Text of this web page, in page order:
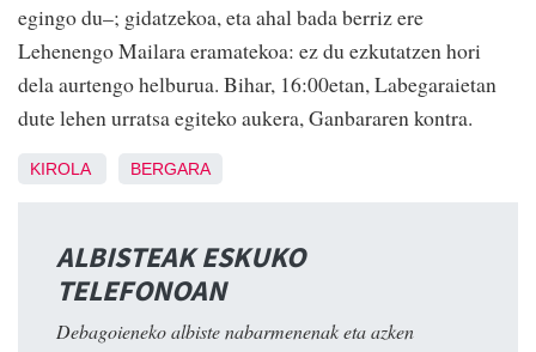
egingo du–; gidatzekoa, eta ahal bada berriz ere
Lehenengo Mailara eramatekoa: ez du ezkutatzen hori
dela aurtengo helburua. Bihar, 16:00etan, Labegaraietan
dute lehen urratsa egiteko aukera, Ganbararen kontra.
KIROLA BERGARA
ALBISTEAK ESKUKO
TELEFONOAN
Debagoieneko albiste nabarmenenak eta azken